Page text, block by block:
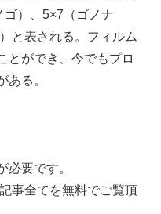
）、5×7（ゴノナ
と表される。フィルム
とができ、今でもプロ
ある。
必要です。
事全てを無料でご覧頂